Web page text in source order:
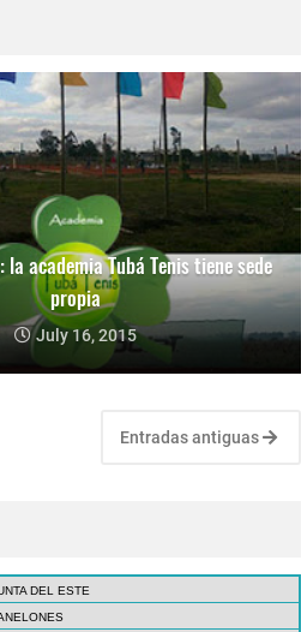
la academia Tubá Tenis tiene sede
propia
July 16, 2015
Entradas antiguas
DEL ESTE